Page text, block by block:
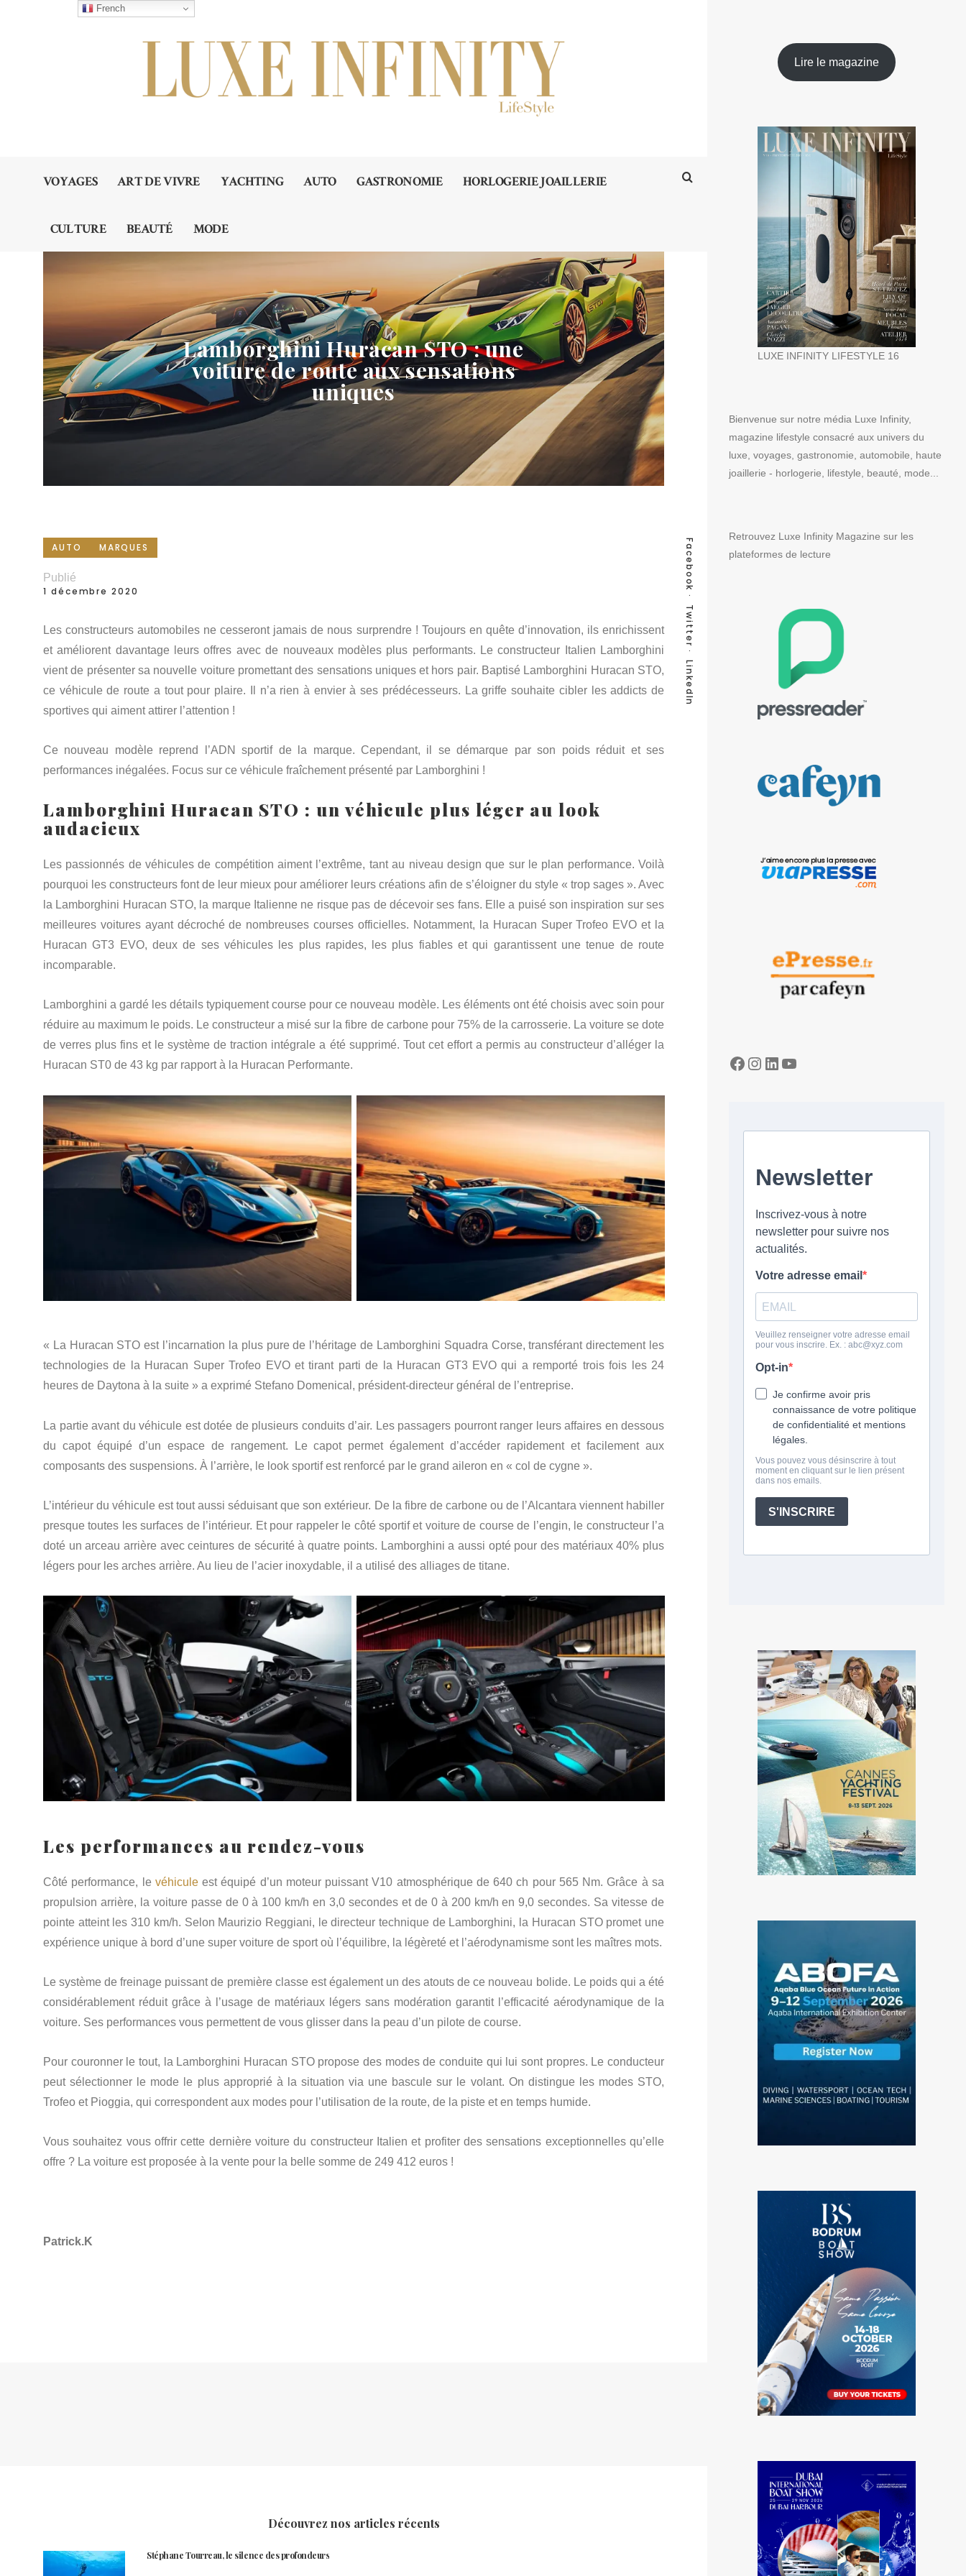
VOYAGES ART DE VIVRE YACHTING AUTO GASTRONOMIE HORLOGERIE JOAILLERIE
CULTURE BEAUTÉ MODE
Lamborghini Huracan STO : une
voiture de route aux sensations
uniques
Facebook
Twitter
LinkedIn
AUTO MARQUES
Publié
1 décembre 2020
Les constructeurs automobiles ne cesseront jamais de nous surprendre ! Toujours en quête d’innovation, ils enrichissent
et améliorent davantage leurs offres avec de nouveaux modèles plus performants. Le constructeur Italien Lamborghini
vient de présenter sa nouvelle voiture promettant des sensations uniques et hors pair. Baptisé Lamborghini Huracan STO,
ce véhicule de route a tout pour plaire. Il n’a rien à envier à ses prédécesseurs. La griffe souhaite cibler les addicts de
sportives qui aiment attirer l’attention !
Ce nouveau modèle reprend l’ADN sportif de la marque. Cependant, il se démarque par son poids réduit et ses
performances inégalées. Focus sur ce véhicule fraîchement présenté par Lamborghini !
Lamborghini Huracan STO : un véhicule plus léger au look
audacieux
Les passionnés de véhicules de compétition aiment l’extrême, tant au niveau design que sur le plan performance. Voilà
pourquoi les constructeurs font de leur mieux pour améliorer leurs créations afin de s’éloigner du style « trop sages ». Avec
la Lamborghini Huracan STO, la marque Italienne ne risque pas de décevoir ses fans. Elle a puisé son inspiration sur ses
meilleures voitures ayant décroché de nombreuses courses officielles. Notamment, la Huracan Super Trofeo EVO et la
Huracan GT3 EVO, deux de ses véhicules les plus rapides, les plus fiables et qui garantissent une tenue de route
incomparable.
Lamborghini a gardé les détails typiquement course pour ce nouveau modèle. Les éléments ont été choisis avec soin pour
réduire au maximum le poids. Le constructeur a misé sur la fibre de carbone pour 75% de la carrosserie. La voiture se dote
de verres plus fins et le système de traction intégrale a été supprimé. Tout cet effort a permis au constructeur d’alléger la
Huracan ST0 de 43 kg par rapport à la Huracan Performante.
« La Huracan STO est l’incarnation la plus pure de l’héritage de Lamborghini Squadra Corse, transférant directement les
technologies de la Huracan Super Trofeo EVO et tirant parti de la Huracan GT3 EVO qui a remporté trois fois les 24
heures de Daytona à la suite » a exprimé Stefano Domenical, président-directeur général de l’entreprise.
La partie avant du véhicule est dotée de plusieurs conduits d’air. Les passagers pourront ranger leurs affaires en dessous
du capot équipé d’un espace de rangement. Le capot permet également d’accéder rapidement et facilement aux
composants des suspensions. À l’arrière, le look sportif est renforcé par le grand aileron en « col de cygne ».
L’intérieur du véhicule est tout aussi séduisant que son extérieur. De la fibre de carbone ou de l’Alcantara viennent habiller
presque toutes les surfaces de l’intérieur. Et pour rappeler le côté sportif et voiture de course de l’engin, le constructeur l’a
doté un arceau arrière avec ceintures de sécurité à quatre points. Lamborghini a aussi opté pour des matériaux 40% plus
légers pour les arches arrière. Au lieu de l’acier inoxydable, il a utilisé des alliages de titane.
Les performances au rendez-vous
Côté performance, le véhiculeest équipé d’un moteur puissant V10 atmosphérique de 640 ch pour 565 Nm. Grâce à sa
propulsion arrière, la voiture passe de 0 à 100 km/h en 3,0 secondes et de 0 à 200 km/h en 9,0 secondes. Sa vitesse de
pointe atteint les 310 km/h. Selon Maurizio Reggiani, le directeur technique de Lamborghini, la Huracan STO promet une
expérience unique à bord d’une super voiture de sport où l’équilibre, la légèreté et l’aérodynamisme sont les maîtres mots.
Le système de freinage puissant de première classe est également un des atouts de ce nouveau bolide. Le poids qui a été
considérablement réduit grâce à l’usage de matériaux légers sans modération garantit l’efficacité aérodynamique de la
voiture. Ses performances vous permettent de vous glisser dans la peau d’un pilote de course.
Pour couronner le tout, la Lamborghini Huracan STO propose des modes de conduite qui lui sont propres. Le conducteur
peut sélectionner le mode le plus approprié à la situation via une bascule sur le volant. On distingue les modes STO,
Trofeo et Pioggia, qui correspondent aux modes pour l’utilisation de la route, de la piste et en temps humide.
Vous souhaitez vous offrir cette dernière voiture du constructeur Italien et profiter des sensations exceptionnelles qu’elle
offre ? La voiture est proposée à la vente pour la belle somme de 249 412 euros !
Patrick.K
Découvrez nos articles récents
Stéphane Tourreau, le silence des profondeurs
Lire le magazine
LUXE INFINITY LIFESTYLE 16
Bienvenue sur notre média Luxe Infinity,
magazine lifestyle consacré aux univers du
luxe, voyages, gastronomie, automobile, haute
joaillerie - horlogerie, lifestyle, beauté, mode...
Retrouvez Luxe Infinity Magazine sur les
plateformes de lecture
Facebook
Instagram
LinkedIn
YouTube
French